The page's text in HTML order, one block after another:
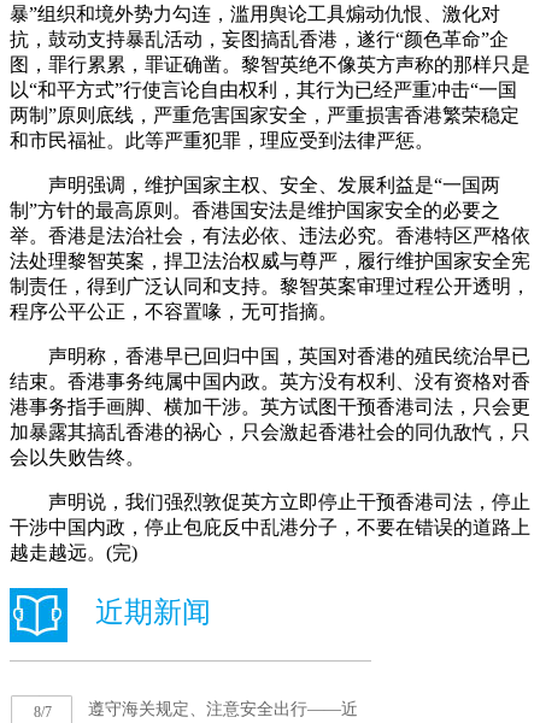
暴”组织和境外势力勾连，滥用舆论工具煽动仇恨、激化对
抗，鼓动支持暴乱活动，妄图搞乱香港，遂行“颜色革命”企
图，罪行累累，罪证确凿。黎智英绝不像英方声称的那样只是
以“和平方式”行使言论自由权利，其行为已经严重冲击“一国
两制”原则底线，严重危害国家安全，严重损害香港繁荣稳定
和市民福祉。此等严重犯罪，理应受到法律严惩。
声明强调，维护国家主权、安全、发展利益是“一国两
制”方针的最高原则。香港国安法是维护国家安全的必要之
举。香港是法治社会，有法必依、违法必究。香港特区严格依
法处理黎智英案，捍卫法治权威与尊严，履行维护国家安全宪
制责任，得到广泛认同和支持。黎智英案审理过程公开透明，
程序公平公正，不容置喙，无可指摘。
声明称，香港早已回归中国，英国对香港的殖民统治早已
结束。香港事务纯属中国内政。英方没有权利、没有资格对香
港事务指手画脚、横加干涉。英方试图干预香港司法，只会更
加暴露其搞乱香港的祸心，只会激起香港社会的同仇敌忾，只
会以失败告终。
声明说，我们强烈敦促英方立即停止干预香港司法，停止
干涉中国内政，停止包庇反中乱港分子，不要在错误的道路上
越走越远。(完)